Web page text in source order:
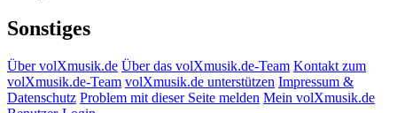
Sonstiges
Über volXmusik.de Über das volXmusik.de-Team Kontakt zum
volXmusik.de-Team volXmusik.de unterstützen Impressum &
Datenschutz Problem mit dieser Seite melden Mein volXmusik.de